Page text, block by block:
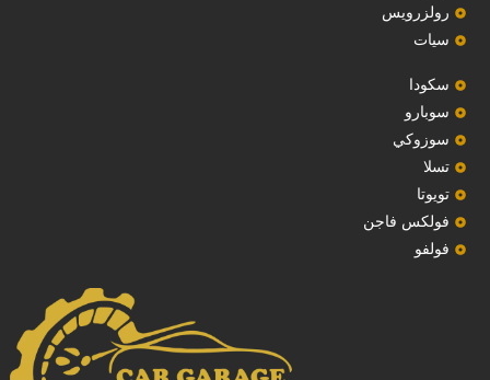
رولزرويس
سيات
سكودا
‏سوبارو‏
سوزوكي
تسلا
تويوتا
فولكس فاجن
فولفو